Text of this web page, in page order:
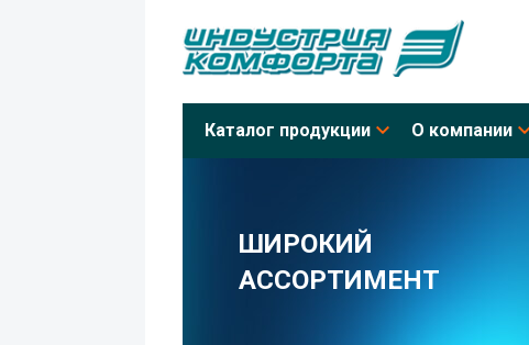
Каталог продукции О компании
ШИРОКИЙ
АССОРТИМЕНТ